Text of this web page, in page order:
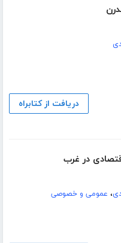
دریافت از کتابراه
در غرب
، عمومی و خصوصی